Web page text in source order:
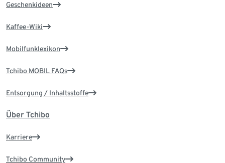
Geschenkideen
Kaffee-Wiki
Mobilfunklexikon
Tchibo MOBIL FAQs
Entsorgung / Inhaltsstoffe
Über Tchibo
Karriere
Tchibo Community